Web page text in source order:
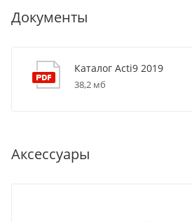
Документы
Каталог Acti9 2019
38,2 мб
Аксессуары